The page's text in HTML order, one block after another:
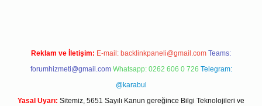
Reklam ve İletişim: E-mail: backlinkpaneli@gmail.com Teams:
forumhizmeti@gmail.com Whatsapp: 0262 606 0 726 Telegram:
@karabul
Yasal Uyarı: Sitemiz, 5651 Sayılı Kanun gereğince Bilgi Teknolojileri ve